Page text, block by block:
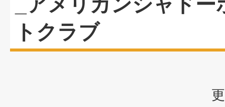
トクラブ